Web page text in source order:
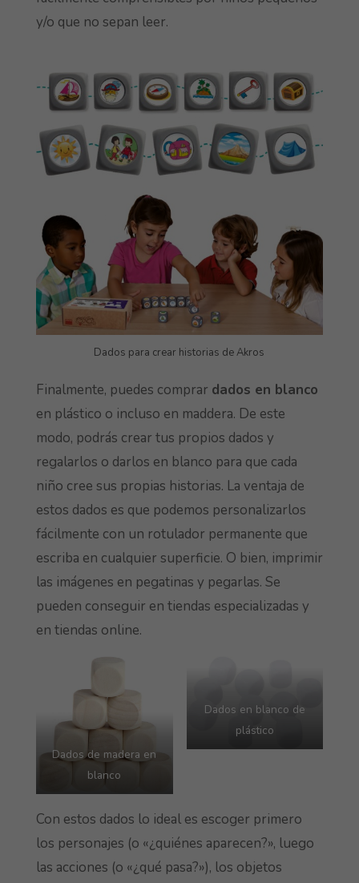
y/o que no sepan leer.
Dados para crear historias de Akros
Finalmente, puedes comprar dados en blanco
en plástico o incluso en maddera. De este
modo, podrás crear tus propios dados y
regalarlos o darlos en blanco para que cada
niño cree sus propias historias. La ventaja de
estos dados es que podemos personalizarlos
fácilmente con un rotulador permanente que
escriba en cualquier superficie. O bien, imprimir
las imágenes en pegatinas y pegarlas. Se
pueden conseguir en tiendas especializadas y
en tiendas online.
Dados de madera en
blanco
Dados en blanco de
plástico
Con estos dados lo ideal es escoger primero
los personajes (o «¿quiénes aparecen?», luego
las acciones (o «¿qué pasa?»), los objetos